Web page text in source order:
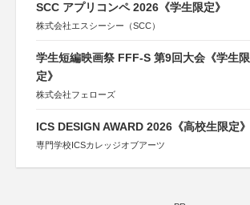
SCC アプリコンペ 2026《学生限定》
株式会社エスシーシー（SCC）
学生短編映画祭 FFF-S 第9回大会《学生限
定》
株式会社フェローズ
ICS DESIGN AWARD 2026《高校生限定》
専門学校ICSカレッジオブアーツ